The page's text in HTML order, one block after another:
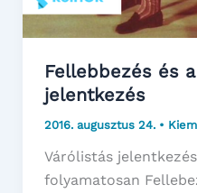
Fellebbezés és
jelentkezés
2016. augusztus 24. •
Várólistás
folyamatosan